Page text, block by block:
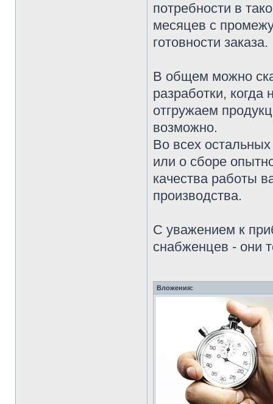
потребности в
месяцев с
готовности заказа.
В общем можно
разработки,
отгружаем
возможно.
Во всех остальных
или о сборе
качества работы
производства.
С уважением к
снабженцев - они
Вложения: